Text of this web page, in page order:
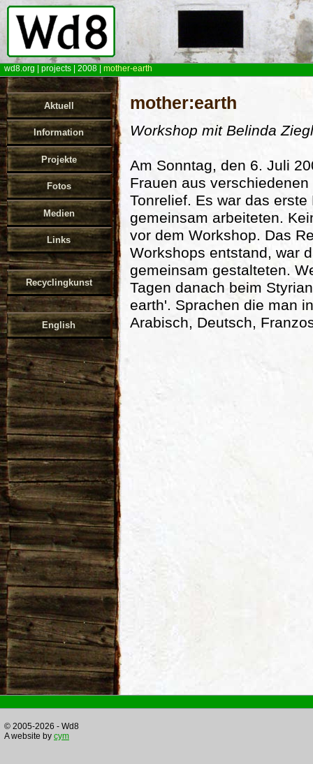
wd8.org projects 2008 mother-earth
Aktuell
Information
Projekte
Fotos
Medien
Links
Recyclingkunst
English
mother:earth
Workshop mit Belinda
Am Sonntag, den 6. Juli
Frauen aus
Tonrelief. Es war das
gemeinsam arbeiteten.
vor dem Workshop. Das
Workshops entstand, war
gemeinsam gestalteten.
Tagen danach beim
earth'. Sprachen die man
Arabisch, Deutsch,
© 2005-2026 - Wd8
A website by cym